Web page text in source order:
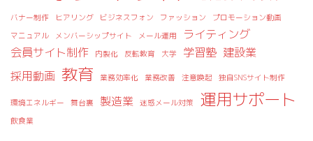
バナー制作 ヒアリング ビジネスフォン ファッション
プロモーション動画
マニュアル
メンバーシップサイト メール運用
ライティング
会員サイト制作
内製化 反転教育 大学 学習塾 建設業
採用動画 教育 業務効率化 業務改善 注意喚起 独自SNSサイト制作
環境エネルギー 舞台裏 製造業 迷惑メール対策 運用サポート
飲食業